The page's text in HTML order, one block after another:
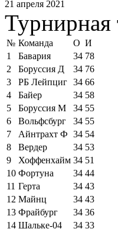
21 апреля 2021
Турнирная
№ Команда О И
1
Бавария 34 78
2
Боруссия Д 34 76
3
РБ Лейпциг 34 66
4
Байер 34 58
5
Боруссия М 34 55
6
Вольфсбург 34 55
7
Айнтрахт Ф 34 54
8
Вердер 34 53
9
Хоффенхайм 34 51
10 Фортуна 34 44
11 Герта 34 43
12 Майнц 34 43
13 Фрайбург 34 36
14 Шальке-04 34 33